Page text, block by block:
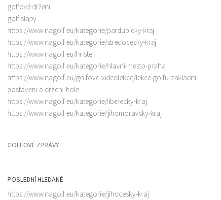
golfové držení
golf slapy
https://www nagolf eu/kategorie/pardubicky-kraj
https://www nagolf eu/kategorie/stredocesky-kraj
https://www nagolf eu/hriste
https://www nagolf eu/kategorie/hlavni-mesto-praha
https://www nagolf eu/golfove-videolekce/lekce-golfu-zakladni-
postaveni-a-drzeni-hole
https://www nagolf eu/kategorie/liberecky-kraj
https://www nagolf eu/kategorie/jihomoravsky-kraj
GOLFOVÉ ZPRÁVY
POSLEDNÍ HLEDANÉ
https://www nagolf eu/kategorie/jihocesky-kraj